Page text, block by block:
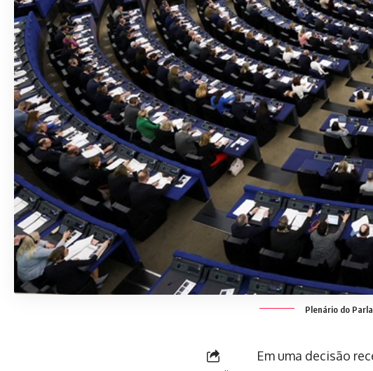
Plenário do
Em uma decisão